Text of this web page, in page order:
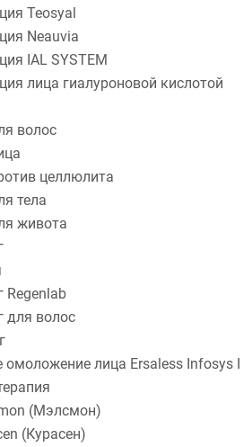
Teosyal
Neauvia
IAL SYSTEM
лица гиалуроновой кислотой
волос
целлюлита
тела
живота
Regenlab
для волос
омоложение лица Ersaless Infosys I
(Мэлсмон)
(Курасен)